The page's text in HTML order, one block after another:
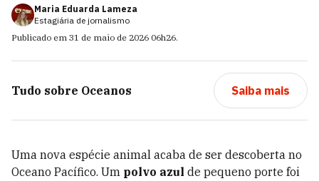
Maria Eduarda Lameza
Estagiária de jornalismo
Publicado em 31 de maio de 2026 06h26.
Tudo sobre Oceanos Saiba mais
Uma nova espécie animal acaba de ser descoberta no
Oceano Pacífico. Um polvo azul de pequeno porte foi